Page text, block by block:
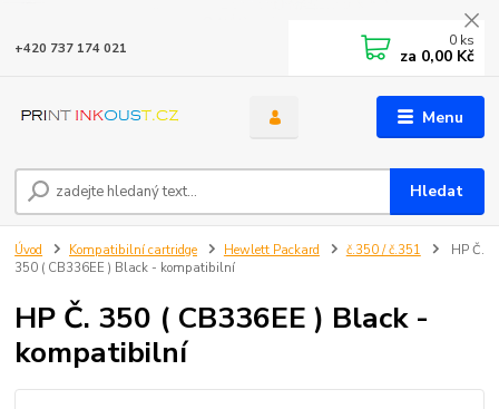
Menu
Hledat
+420 737 174 021 0 ks
za 0,00 Kč
Úvod Kompatibilní cartridge Hewlett Packard č.350 / č.351
HP Č.
350 ( CB336EE ) Black - kompatibilní
HP Č. 350 ( CB336EE ) Black -
kompatibilní